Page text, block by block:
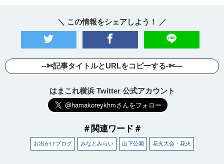
＼ この情報をシェアしよう！ ／
--✄記事タイトルとURLをコピーする-✄—
はまこれ横浜 Twitter 公式アカウント
＃関連ワード＃
お出かけブログ みなとみらい 山下公園 花火大会・花火